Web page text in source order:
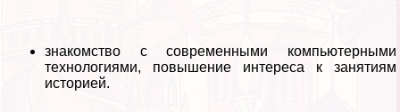
знакомство с современными компьютерными
технологиями, повышение интереса к занятиям
историей.